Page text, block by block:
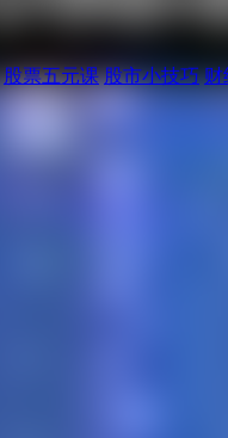
股票五元课 股市小技巧 财